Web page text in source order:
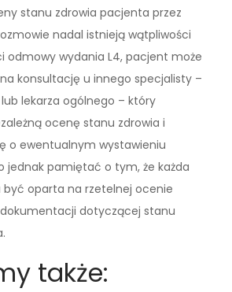
stanu zdrowia pacjenta przez
nadal istnieją wątpliwości
odmowy wydania L4, pacjent może
konsultację u innego specjalisty –
lekarza ogólnego – który
ocenę stanu zdrowia i
o ewentualnym wystawieniu
jednak pamiętać o tym, że każda
być oparta na rzetelnej ocenie
dotyczącej stanu
także: